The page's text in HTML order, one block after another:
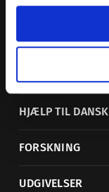
HJÆLP TIL DANSK
FORSKNING
UDGIVELSER